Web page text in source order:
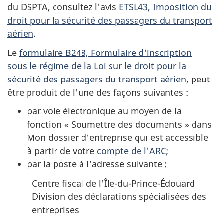
du DSPTA, consultez l'avis ETSL43, Imposition du
droit pour la sécurité des passagers du transport
aérien.
Le formulaire B248, Formulaire d'inscription
sous le régime de la Loi sur le droit pour la
sécurité des passagers du transport aérien, peut
être produit de l'une des façons suivantes :
par voie électronique au moyen de la
fonction « Soumettre des documents » dans
Mon dossier d'entreprise qui est accessible
à partir de votre compte de l'ARC;
par la poste à l'adresse suivante :
Centre fiscal de l'Île-du-Prince-Édouard
Division des déclarations spécialisées des
entreprises